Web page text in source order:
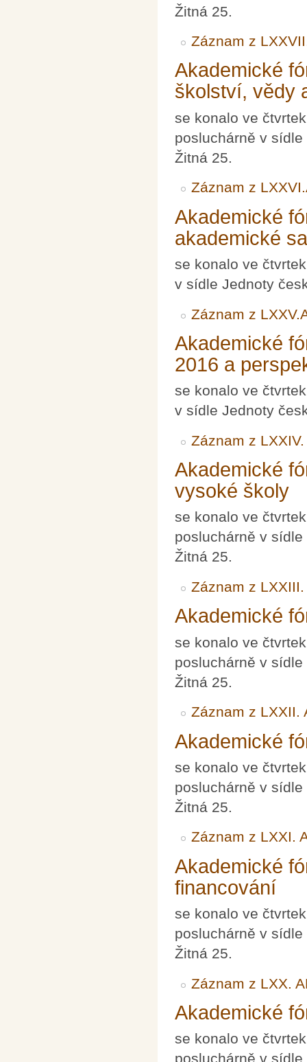
Žitná 25.
Záznam z
Akademické
školství, vědy
se konalo ve
posluchárně v
Žitná 25.
Záznam z
Akademické
akademické
se konalo ve
v sídle Jednoty
Záznam z
Akademické
2016 a
se konalo ve
v sídle Jednoty
Záznam z LXXIV.
Akademické
vysoké školy
se konalo ve
posluchárně v
Žitná 25.
Záznam z LXXIII.
Akademické
se konalo ve
posluchárně v
Žitná 25.
Záznam z LXXII.
Akademické
se konalo ve
posluchárně v
Žitná 25.
Záznam z LXXI.
Akademické
financování
se konalo ve
posluchárně v
Žitná 25.
Záznam z LXX.
Akademické
se konalo ve
posluchárně v